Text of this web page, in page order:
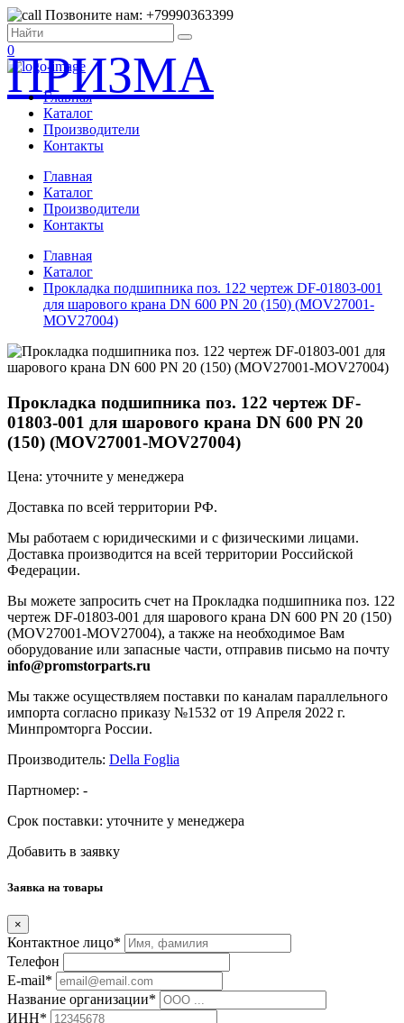
Позвоните нам: +79990363399
0
ПРИЗМА
Главная
Каталог
Производители
Контакты
Главная
Каталог
Производители
Контакты
Главная
Каталог
Прокладка подшипника поз. 122 чертеж DF-01803-001
для шарового крана DN 600 PN 20 (150) (MOV27001-
MOV27004)
Прокладка подшипника поз. 122 чертеж DF-
01803-001 для шарового крана DN 600 PN 20
(150) (MOV27001-MOV27004)
Цена: уточните у менеджера
Доставка по всей территории РФ.
Мы работаем с юридическими и с физическими лицами.
Доставка производится на всей территории Российской
Федерации.
Вы можете запросить счет на Прокладка подшипника поз. 122
чертеж DF-01803-001 для шарового крана DN 600 PN 20 (150)
(MOV27001-MOV27004), а также на необходимое Вам
оборудование или запасные части, отправив письмо на почту
info@promstorparts.ru
Мы также осуществляем поставки по каналам параллельного
импорта согласно приказу №1532 от 19 Апреля 2022 г.
Минпромторга России.
Производитель: Della Foglia
Партномер: -
Срок поставки: уточните у менеджера
Добавить в заявку
Заявка на товары
×
Контактное лицо*
Телефон
E-mail*
Название организации*
ИНН*